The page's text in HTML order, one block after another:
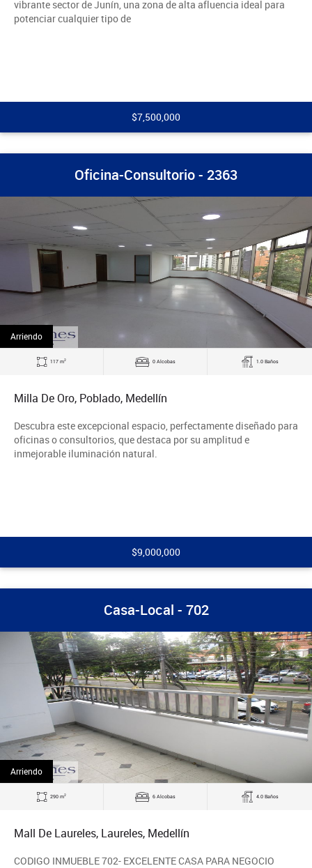
vibrante sector de Junín, una zona de alta afluencia ideal para
potenciar cualquier tipo de
$7,500,000
Oficina-Consultorio - 2363
Arriendo
117 m2 0 Alcobas 1.0 Baños
Milla De Oro, Poblado, Medellín
Descubra este excepcional espacio, perfectamente diseñado para
oficinas o consultorios, que destaca por su amplitud e
inmejorable iluminación natural.
$9,000,000
Casa-Local - 702
Arriendo
290 m2 6 Alcobas 4.0 Baños
Mall De Laureles, Laureles, Medellín
CODIGO INMUEBLE 702- EXCELENTE CASA PARA NEGOCIO